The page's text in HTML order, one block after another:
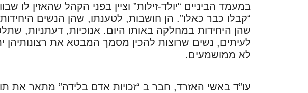
במעמד הביניים “יולד-זילות” וציין בפני הקהל שהאזין לו
“קבלו כבר כאלו”. הן חושבות, לטענתו, שהן הנשים
שהן היחידות במחלקה באותו היום. אנוכיות, דעתניות,
לעיתים, נשים שרוצות להכין מסמך המבטא את רצונותיהן
לא ממושמעים.
עו”ד באשי האזרד, חבר ב “זכויות אדם בלידה” מתאר את